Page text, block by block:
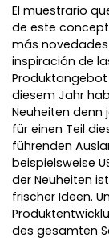
El muestrario
de este
más
inspiración de
Produktangebot
diesem Jahr
Neuheiten denn
für einen Teil
führenden
beispielsweise
der Neuheiten
frischer Ideen.
des gesamten